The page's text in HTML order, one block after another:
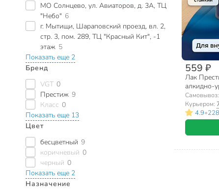
МО Солнцево, ул. Авиаторов, д. 3А, ТЦ
"Небо" 6
г. Мытищи, Шараповский проезд, вл. 2,
стр. 3, пом. 289, ТЦ "Красный Кит", -1
этаж 5
Показать еще 2
Бренд
VGT 0
Престиж 9
Класс 0
Показать еще 13
Цвет
бесцветный 9
коричневый 0
черный 0
Показать еще 2
Назначение
559 ₽
Лак
алкидно-
наружных
Самовывоз:
Курьером:
4.9•